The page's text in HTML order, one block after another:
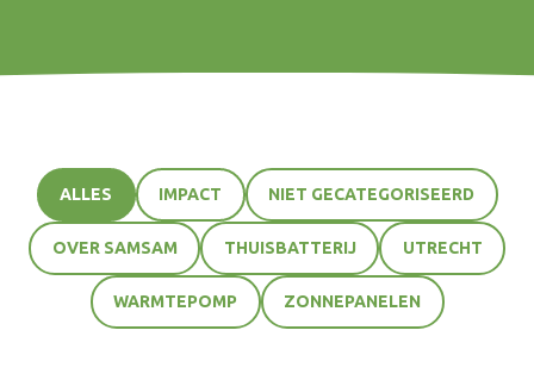
ALLES IMPACT NIET GECATEGORISEERD
OVER SAMSAM THUISBATTERIJ UTRECHT
WARMTEPOMP ZONNEPANELEN